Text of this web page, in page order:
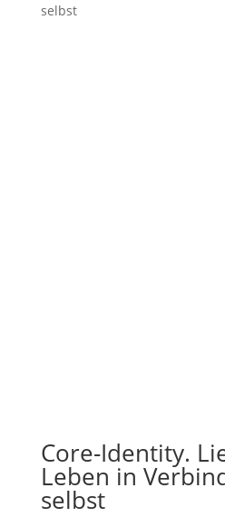
selbst
Core-Identity.
Leben in
selbst